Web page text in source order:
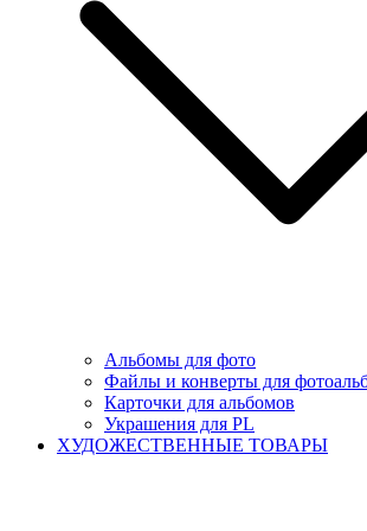
Альбомы для фото
Файлы и конверты для
Карточки для альбомов
Украшения для PL
ХУДОЖЕСТВЕННЫЕ ТОВАРЫ